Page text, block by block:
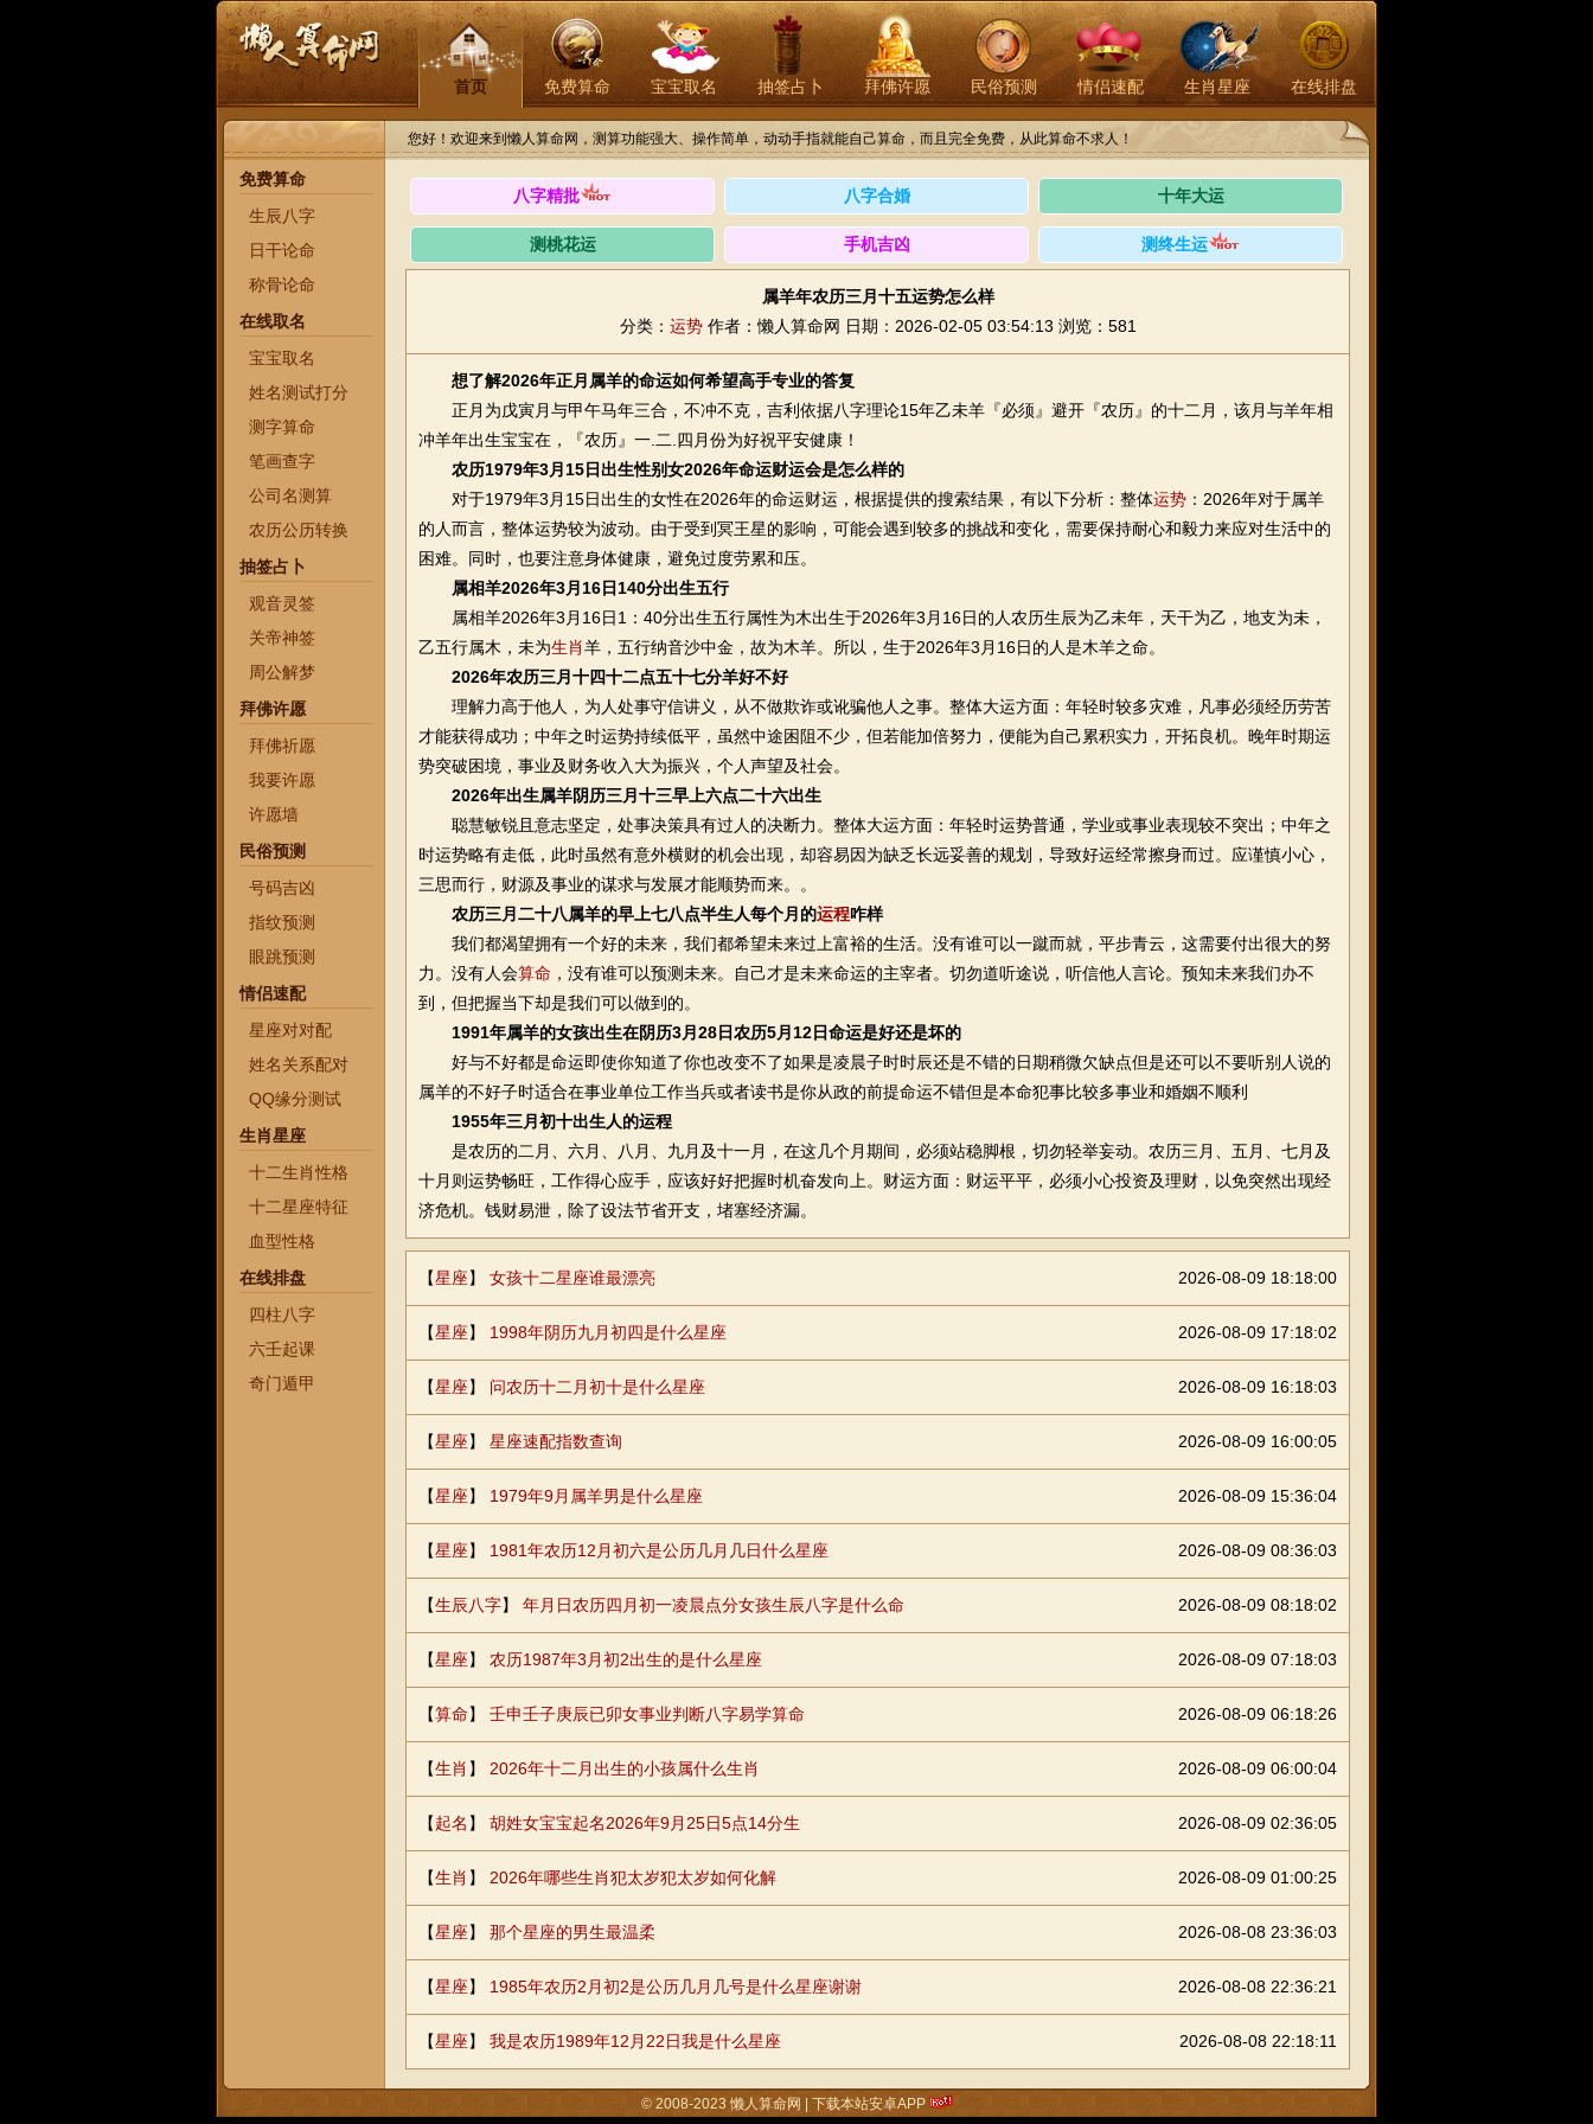
首页 免费算命 宝宝取名 抽签占卜 拜佛许愿 民俗预测 情侣速配 生肖星座 在线排盘
您好！欢迎来到懒人算命网，测算功能强大、操作简单，动动手指就能自己算命，而且完全免费，从此算命不求人！
免费算命
生辰八字
日干论命
称骨论命
在线取名
宝宝取名
姓名测试打分
测字算命
笔画查字
公司名测算
农历公历转换
抽签占卜
观音灵签
关帝神签
周公解梦
拜佛许愿
拜佛祈愿
我要许愿
许愿墙
民俗预测
号码吉凶
指纹预测
眼跳预测
情侣速配
星座对对配
姓名关系配对
QQ缘分测试
生肖星座
十二生肖性格
十二星座特征
血型性格
在线排盘
四柱八字
六壬起课
奇门遁甲
八字精批 八字合婚 十年大运
测桃花运 手机吉凶 测终生运
属羊年农历三月十五运势怎么样
分类： 运势 作者：懒人算命网 日期：2026-02-05 03:54:13 浏览：581
想了解2026年正月属羊的命运如何希望高手专业的答复
正月为戊寅月与甲午马年三合，不冲不克，吉利依据八字理论15年乙未羊『必须』避开『农历』的十二月，该月与羊年相
冲羊年出生宝宝在，『农历』一.二.四月份为好祝平安健康！
农历1979年3月15日出生性别女2026年命运财运会是怎么样的
对于1979年3月15日出生的女性在2026年的命运财运，根据提供的搜索结果，有以下分析：整体运势 ：2026年对于属羊
的人而言，整体运势较为波动。由于受到冥王星的影响，可能会遇到较多的挑战和变化，需要保持耐心和毅力来应对生活中的
困难。同时，也要注意身体健康，避免过度劳累和压。
属相羊2026年3月16日140分出生五行
属相羊2026年3月16日1：40分出生五行属性为木出生于2026年3月16日的人农历生辰为乙未年，天干为乙，地支为未，
乙五行属木，未为生肖羊，五行纳音沙中金，故为木羊。所以，生于2026年3月16日的人是木羊之命。
2026年农历三月十四十二点五十七分羊好不好
理解力高于他人，为人处事守信讲义，从不做欺诈或讹骗他人之事。整体大运方面：年轻时较多灾难，凡事必须经历劳苦
才能获得成功；中年之时运势持续低平，虽然中途困阻不少，但若能加倍努力，便能为自己累积实力，开拓良机。晚年时期运
势突破困境，事业及财务收入大为振兴，个人声望及社会。
2026年出生属羊阴历三月十三早上六点二十六出生
聪慧敏锐且意志坚定，处事决策具有过人的决断力。整体大运方面：年轻时运势普通，学业或事业表现较不突出；中年之
时运势略有走低，此时虽然有意外横财的机会出现，却容易因为缺乏长远妥善的规划，导致好运经常擦身而过。应谨慎小心，
三思而行，财源及事业的谋求与发展才能顺势而来。。
农历三月二十八属羊的早上七八点半生人每个月的运程咋样
我们都渴望拥有一个好的未来，我们都希望未来过上富裕的生活。没有谁可以一蹴而就，平步青云，这需要付出很大的努
力。没有人会算命 ，没有谁可以预测未来。自己才是未来命运的主宰者。切勿道听途说，听信他人言论。预知未来我们办不
到，但把握当下却是我们可以做到的。
1991年属羊的女孩出生在阴历3月28日农历5月12日命运是好还是坏的
好与不好都是命运即使你知道了你也改变不了如果是凌晨子时时辰还是不错的日期稍微欠缺点但是还可以不要听别人说的
属羊的不好子时适合在事业单位工作当兵或者读书是你从政的前提命运不错但是本命犯事比较多事业和婚姻不顺利
1955年三月初十出生人的运程
是农历的二月、六月、八月、九月及十一月，在这几个月期间，必须站稳脚根，切勿轻举妄动。农历三月、五月、七月及
十月则运势畅旺，工作得心应手，应该好好把握时机奋发向上。财运方面：财运平平，必须小心投资及理财，以免突然出现经
济危机。钱财易泄，除了设法节省开支，堵塞经济漏。
【星座】 女孩十二星座谁最漂亮 2026-08-09 18:18:00
【星座】 1998年阴历九月初四是什么星座 2026-08-09 17:18:02
【星座】 问农历十二月初十是什么星座 2026-08-09 16:18:03
【星座】 星座速配指数查询 2026-08-09 16:00:05
【星座】 1979年9月属羊男是什么星座 2026-08-09 15:36:04
【星座】 1981年农历12月初六是公历几月几日什么星座 2026-08-09 08:36:03
【生辰八字】 年月日农历四月初一凌晨点分女孩生辰八字是什么命 2026-08-09 08:18:02
【星座】 农历1987年3月初2出生的是什么星座 2026-08-09 07:18:03
【算命】 壬申壬子庚辰已卯女事业判断八字易学算命 2026-08-09 06:18:26
【生肖 】 2026年十二月出生的小孩属什么生肖 2026-08-09 06:00:04
【起名 】 胡姓女宝宝起名2026年9月25日5点14分生 2026-08-09 02:36:05
【生肖 】 2026年哪些生肖犯太岁犯太岁如何化解 2026-08-09 01:00:25
【星座】 那个星座的男生最温柔 2026-08-08 23:36:03
【星座】 1985年农历2月初2是公历几月几号是什么星座谢谢 2026-08-08 22:36:21
【星座】 我是农历1989年12月22日我是什么星座 2026-08-08 22:18:11
© 2008-2023 懒人算命网 下载本站安卓APP